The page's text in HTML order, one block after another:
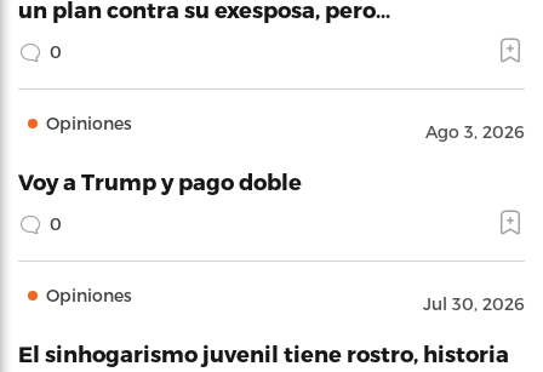
un plan contra su exesposa, pero…
0
Opiniones Ago 3, 2026
Voy a Trump y pago doble
0
Opiniones Jul 30, 2026
El sinhogarismo juvenil tiene rostro, historia